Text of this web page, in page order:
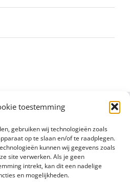
toestemming
gebruiken wij technologieën zoals
op te slaan en/of te raadplegen.
kunnen wij gegevens zoals
site verwerken. Als je geen
intrekt, kan dit een nadelige
en mogelijkheden.